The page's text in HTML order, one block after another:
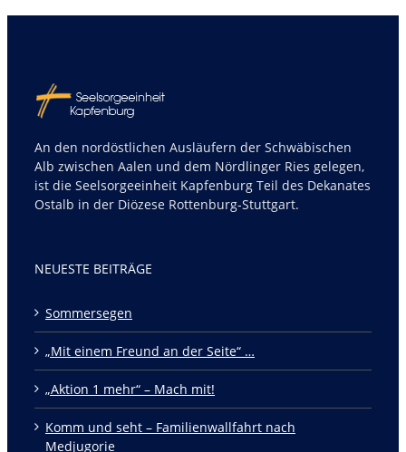
An den nordöstlichen Ausläufern der Schwäbischen
Alb zwischen Aalen und dem Nördlinger Ries gelegen,
ist die Seelsorgeeinheit Kapfenburg Teil des Dekanates
Ostalb in der Diözese Rottenburg-Stuttgart.
NEUESTE BEITRÄGE
Sommersegen
„Mit einem Freund an der Seite“ …
„Aktion 1 mehr“ – Mach mit!
Komm und seht – Familienwallfahrt nach
Medjugorie